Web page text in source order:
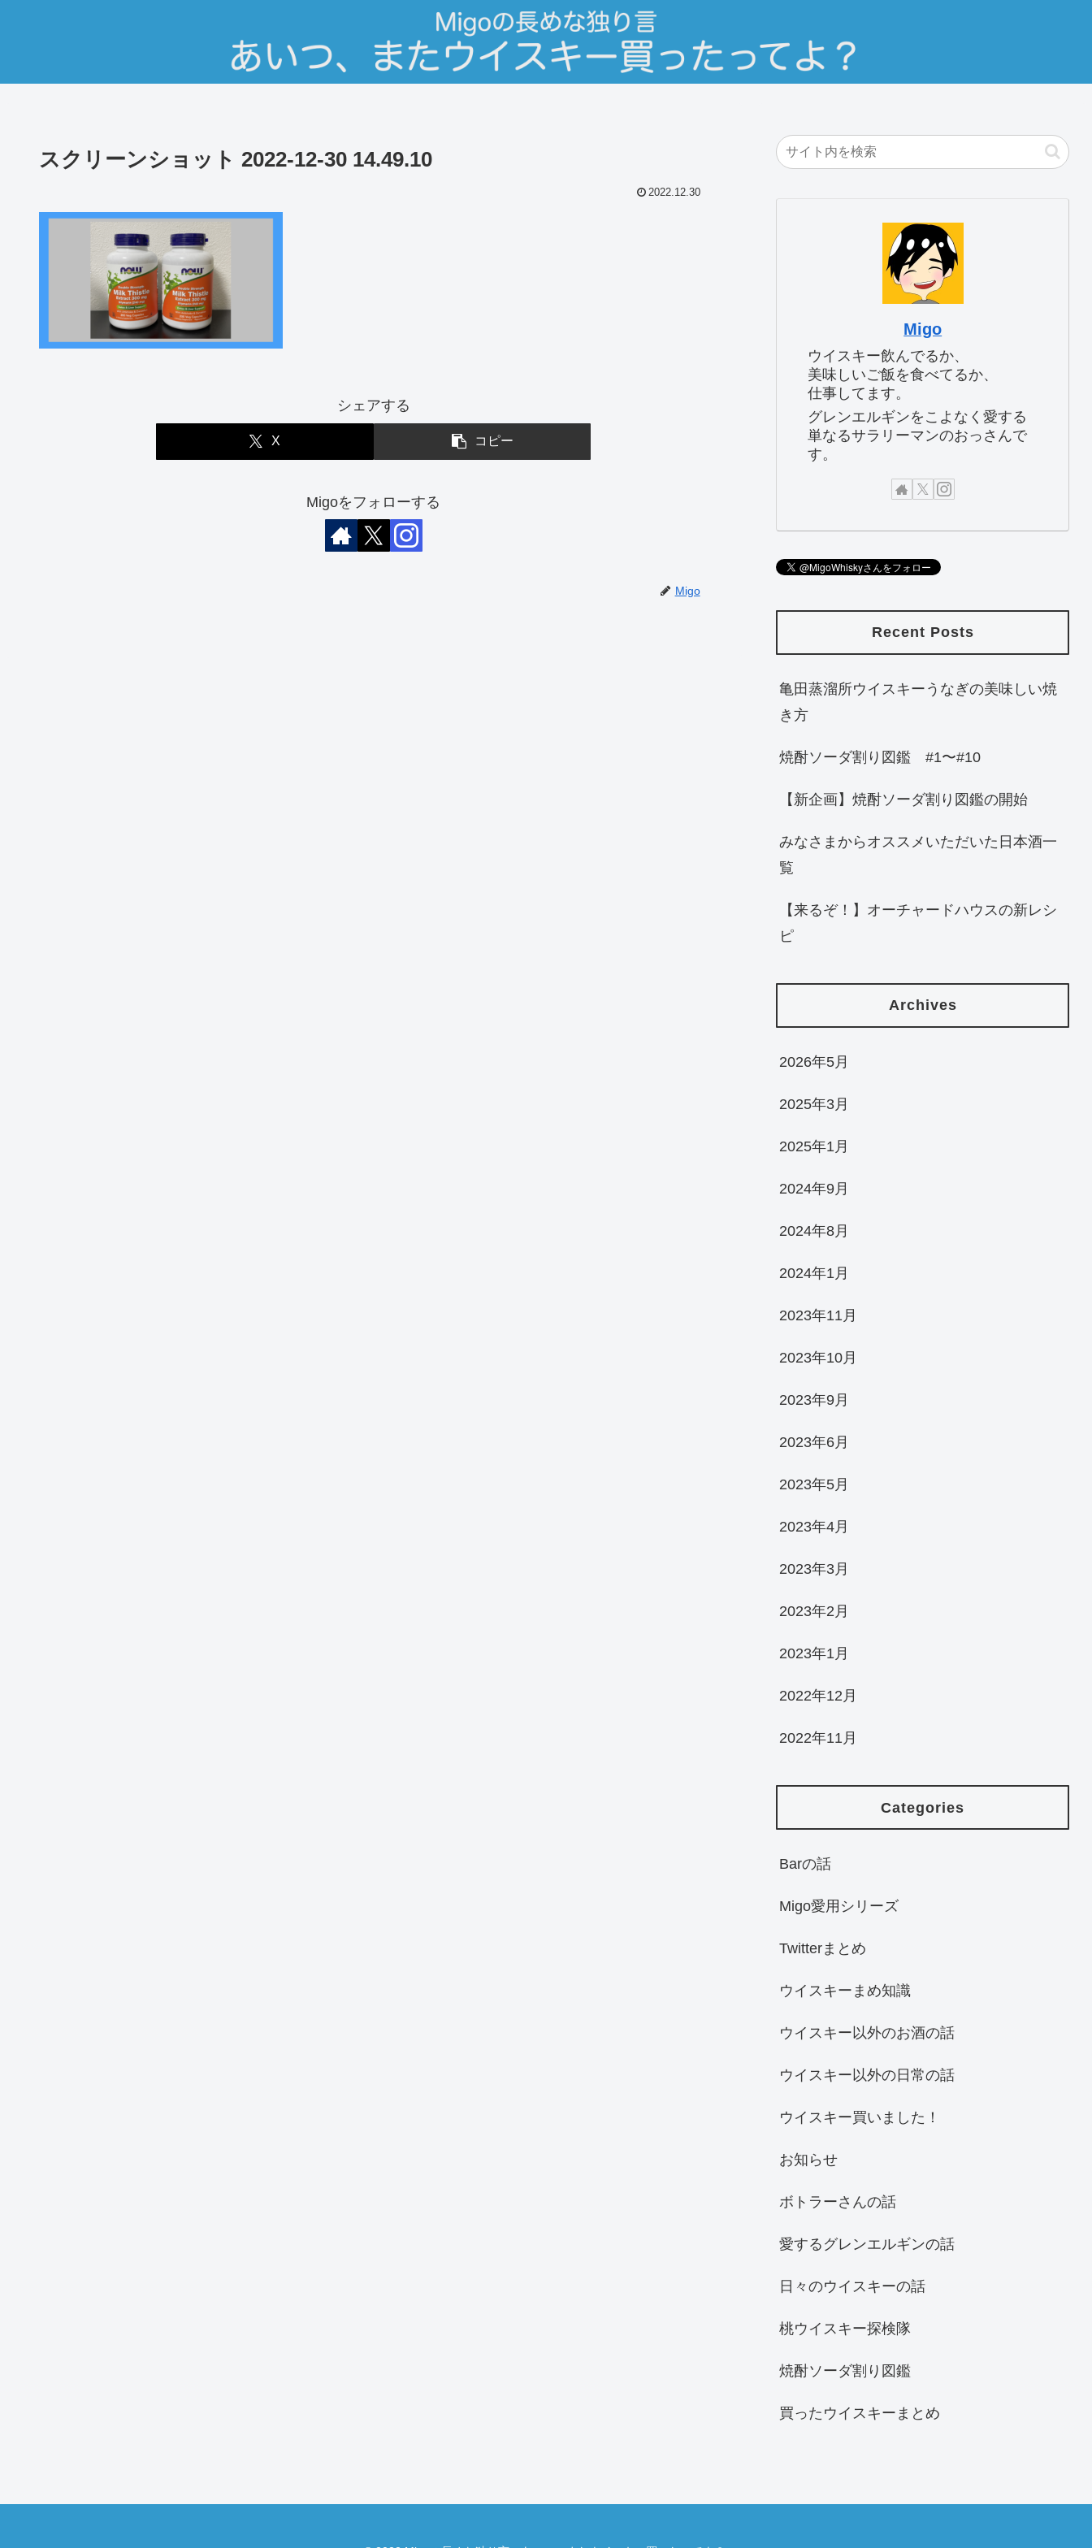
スクリーンショット 2022-12-30 14.49.10
2022.12.30
シェアする
X コピー
Migoをフォローする
Migo
Migo
ウイスキー飲んでるか、
美味しいご飯を食べてるか、
仕事してます。
グレンエルギンをこよなく愛する
単なるサラリーマンのおっさんで
す。
Recent Posts
亀田蒸溜所ウイスキーうなぎの美味しい焼
き方
焼酎ソーダ割り図鑑 #1〜#10
【新企画】焼酎ソーダ割り図鑑の開始
みなさまからオススメいただいた日本酒一
覧
【来るぞ！】オーチャードハウスの新レシ
ピ
Archives
2026年5月
2025年3月
2025年1月
2024年9月
2024年8月
2024年1月
2023年11月
2023年10月
2023年9月
2023年6月
2023年5月
2023年4月
2023年3月
2023年2月
2023年1月
2022年12月
2022年11月
Categories
Barの話
Migo愛用シリーズ
Twitterまとめ
ウイスキーまめ知識
ウイスキー以外のお酒の話
ウイスキー以外の日常の話
ウイスキー買いました！
お知らせ
ボトラーさんの話
愛するグレンエルギンの話
日々のウイスキーの話
桃ウイスキー探検隊
焼酎ソーダ割り図鑑
買ったウイスキーまとめ